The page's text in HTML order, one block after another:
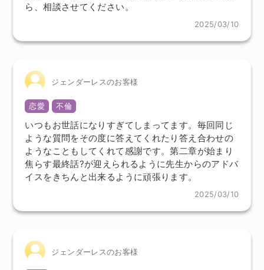
ら、相談させてください。
2025/03/10
ジェンダーレスのお客様
恋愛 不倫
いつもお世話になりすぎてしまってます。毎回同じ
ような質問をその度に答えてくれたり答え合わせの
ようなこともしてくれて感謝です。第二章が始まり
焦らす最終話?が迎えられるように先生からのアドバ
イスをきちんと出来るように頑張ります。
2025/03/10
ジェンダーレスのお客様